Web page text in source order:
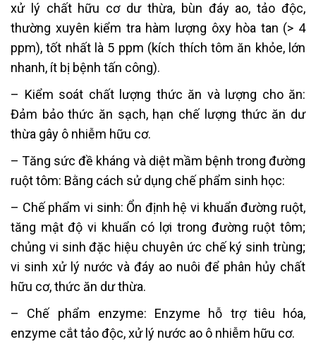
xử lý chất hữu cơ dư thừa, bùn đáy ao, tảo độc,
thường xuyên kiểm tra hàm lượng ôxy hòa tan (> 4
ppm), tốt nhất là 5 ppm (kích thích tôm ăn khỏe, lớn
nhanh, ít bị bệnh tấn công).
– Kiểm soát chất lượng thức ăn và lượng cho ăn:
Đảm bảo thức ăn sạch, hạn chế lượng thức ăn dư
thừa gây ô nhiễm hữu cơ.
– Tăng sức đề kháng và diệt mầm bệnh trong đường
ruột tôm: Bằng cách sử dụng chế phẩm sinh học:
– Chế phẩm vi sinh: Ổn định hệ vi khuẩn đường ruột,
tăng mật độ vi khuẩn có lợi trong đường ruột tôm;
chủng vi sinh đặc hiệu chuyên ức chế ký sinh trùng;
vi sinh xử lý nước và đáy ao nuôi để phân hủy chất
hữu cơ, thức ăn dư thừa.
– Chế phẩm enzyme: Enzyme hỗ trợ tiêu hóa,
enzyme cắt tảo độc, xử lý nước ao ô nhiễm hữu cơ.